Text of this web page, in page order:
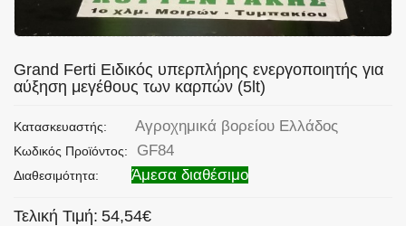
Grand Ferti Ειδικός υπερπλήρης ενεργοποιητής για
αύξηση μεγέθους των καρπών (5lt)
Κατασκευαστής: Αγροχημικά βορείου Ελλάδος
Κωδικός Προϊόντος: GF84
Διαθεσιμότητα: Άμεσα διαθέσιμο
Τελική Τιμή: 54,54€